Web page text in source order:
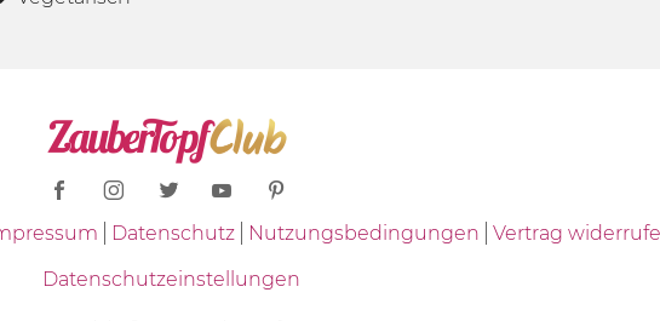
Datenschutz Nutzungsbedingungen
Vertrag
Datenschutzeinstellungen